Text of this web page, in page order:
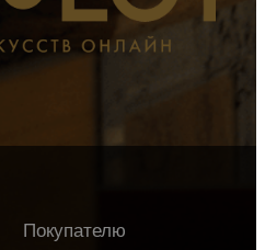
Покупателю